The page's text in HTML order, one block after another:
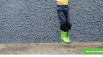
Vrolijke, sportieve jongen (10)
een actief steungezin!